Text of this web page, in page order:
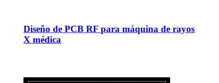
Diseño de PCB RF para máquina de rayos
X médica